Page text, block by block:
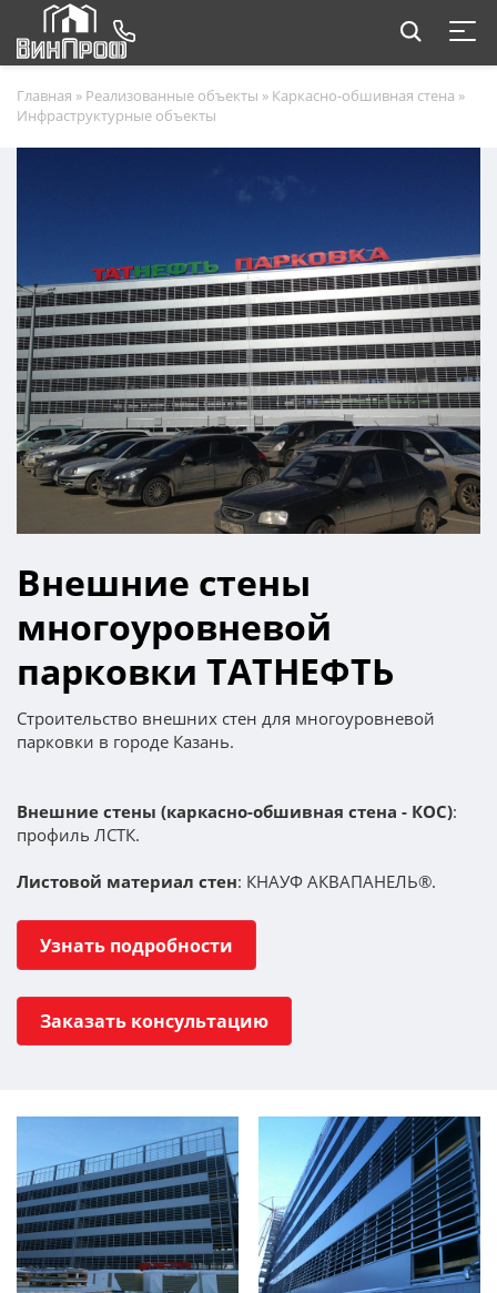
Главная » Реализованные объекты » Каркасно-обшивная стена »
Инфраструктурные объекты
Внешние стены
многоуровневой
парковки ТАТНЕФТЬ
Строительство внешних стен для многоуровневой
парковки в городе Казань.
Внешние стены (каркасно-обшивная стена - КОС):
профиль ЛСТК.
Листовой материал стен: КНАУФ АКВАПАНЕЛЬ®.
Узнать подробности
Заказать консультацию